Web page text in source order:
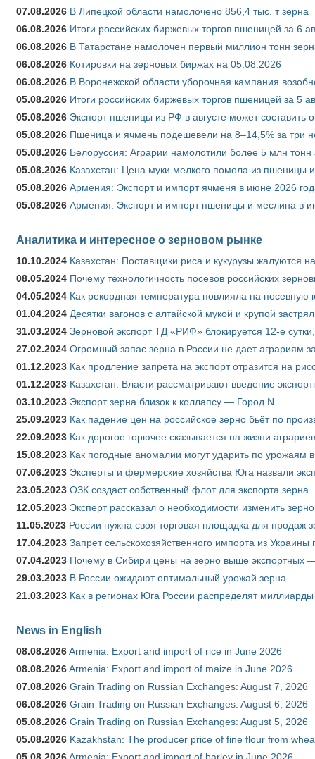
07.08.2026 В Липецкой области намолочено 856,4 тыс. т зерна
06.08.2026 Итоги российских биржевых торгов пшеницей за 6
06.08.2026 В Татарстане намолочен первый миллион тонн
06.08.2026 Котировки на зерновых биржах на 05.08.2026
06.08.2026 В Воронежской области уборочная кампания
05.08.2026 Итоги российских биржевых торгов пшеницей за 5
05.08.2026 Экспорт пшеницы из РФ в августе может составить
05.08.2026 Пшеница и ячмень подешевели на 8–14,5% за три
05.08.2026 Белоруссия: Аграрии намолотили более 5 млн тонн
05.08.2026 Казахстан: Цена муки мелкого помола из пшеницы
05.08.2026 Армения: Экспорт и импорт ячменя в июне 2026
05.08.2026 Армения: Экспорт и импорт пшеницы и меслина в
Аналитика и интересное о зерновом рынке
10.10.2024 Казахстан: Поставщики риса и кукурузы жалуются
08.05.2024 Почему технологичность посевов российских
04.05.2024 Как рекордная температура повлияла на
01.04.2024 Десятки вагонов с алтайской мукой и крупой
31.03.2024 Зерновой экспорт ТД «РИФ» блокируется 12-е
27.02.2024 Огромный запас зерна в России не дает аграриям
01.12.2023 Как продление запрета на экспорт отразится на
01.12.2023 Казахстан: Власти рассматривают введение
03.10.2023 Экспорт зерна близок к коллапсу — Город N
25.09.2023 Как падение цен на российское зерно бьёт по
22.09.2023 Как дорогое горючее сказывается на жизни аграриев
15.08.2023 Как погодные аномалии могут ударить по урожаям
07.06.2023 Эксперты и фермерские хозяйства Юга назвали
23.05.2023 ОЗК создаст собственный флот для экспорта зерна
12.05.2023 Эксперт рассказал о необходимости изменить
11.05.2023 России нужна своя торговая площадка для продаж
17.04.2023 Запрет сельскохозяйственного импорта из
07.04.2023 Почему в Сибири цены на зерно выше экспортных
29.03.2023 В России ожидают оптимальный урожай зерна
21.03.2023 Как в регионах Юга России распределят
News in English
08.08.2026Armenia: Export and import of rice in June 2026
08.08.2026Armenia: Export and import of maize in June 2026
07.08.2026 Grain Trading on Russian Exchanges: August 7, 2026
06.08.2026 Grain Trading on Russian Exchanges: August 6, 2026
05.08.2026 Grain Trading on Russian Exchanges: August 5, 2026
05.08.2026 Kazakhstan: The producer price of fine flour from